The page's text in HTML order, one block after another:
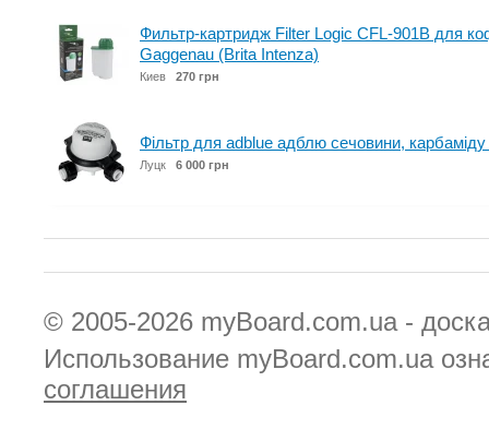
Фильтр-картридж Filter Logic CFL-901B для
Gaggenau (Brita Intenza)
Киев 270 грн
Фільтр для adblue адблю сечовини, карбаміду
Луцк 6 000 грн
© 2005-2026 myBoard.com.ua -
Использование myBoard.com.ua
соглашения